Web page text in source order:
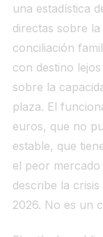
una estadística
directas sobre
conciliación
con destino
sobre la
plaza. El
euros, que no
estable, que
el peor
describe la
2026. No es un